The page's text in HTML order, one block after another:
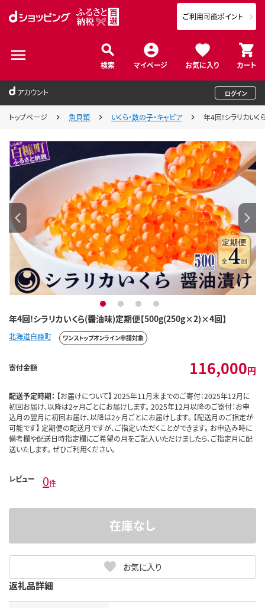
検索 マイページ お気に入り カート
ご利用可能ポイント
アカウント ログイン
トップページ 魚貝類 いくら・数の子・キャビア 年4回!シラリカい
年4回!シラリカいくら(醤油味)定期便【500g(250g×2)×4回】
1 2 3 4
北海道白糠町 ワンストップオンライン申請対象
寄付金額 116,000円
配送予定時期： 【お届けについて】 2025年11月末までのご寄付：2025年12月に
初回お届け、以降は2ヶ月ごとにお届けします。 2025年12月以降のご寄付：お申
込月の翌月に初回お届け、以降は2ヶ月ごとにお届けします。 【配送月のご指定が
可能です】 定期便の配送月ですが、ご指定いただくことができます。 お申込み時に
備考欄や配送日時指定欄にご希望の月をご記入いただけましたら、ご指定月に配
送いたします。 ぜひご利用ください。
レビュー 0件
お気に入り
在庫なし
返礼品詳細